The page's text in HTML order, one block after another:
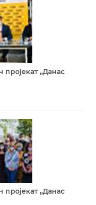
„Данас
„Данас